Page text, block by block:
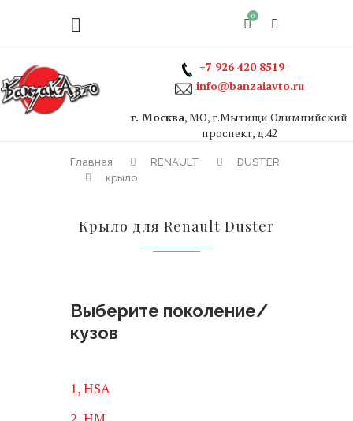
0
+7 926 420 8519
info@banzaiavto.ru
г. Москва, МО, г.Мытищи Олимпийский
проспект, д.42
Главная RENAULT
DUSTER
крыло
Крыло для Renault Duster
Выберите поколение/
кузов
1, HSA